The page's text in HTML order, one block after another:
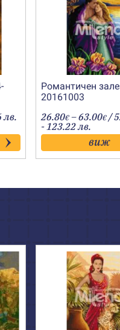
лв.
Романтичен
20161003
26.80€ –63.00€ /
- 123.22 лв.
виж